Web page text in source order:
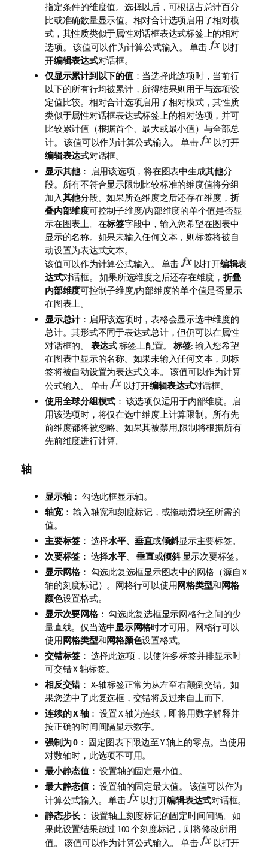
指定条件的维度值。选择以后，可根据占总计百分
比或准确数量显示值。 相对合计选项启用了相对模
式，其性质类似于属性对话框表达式标签上的相对
选项。 该值可以作为计算公式输入。 单击
以打
开编辑表达式对话框。
仅显示累计到以下的值：当选择此选项时，当前行
以下的所有行均被累计，所得结果则用于与选项设
定值比较。 相对合计选项启用了相对模式，其性质
类似于属性对话框表达式标签上的相对选项，并可
比较累计值（根据首个、最大或最小值）与全部总
计。 该值可以作为计算公式输入。 单击
以打开
编辑表达式对话框。
显示其他： 启用该选项，将在图表中生成其他分
段。所有不符合显示限制比较标准的维度值将分组
加入其他分段。如果所选维度之后还存在维度， 折
叠内部维度可控制子维度/内部维度的单个值是否显
示在图表上。在标签字段中，输入您希望在图表中
显示的名称。如果未输入任何文本，则标签将被自
动设置为表达式文本。
该值可以作为计算公式输入。 单击
以打开编辑表
达式对话框。 如果所选维度之后还存在维度， 折叠
内部维度可控制子维度/内部维度的单个值是否显示
在图表上。
显示总计：启用该选项时，表格会显示选中维度的
总计。其形式不同于表达式总计，但仍可以在属性
对话框的。 表达式标签上配置。 标签: 输入您希望
在图表中显示的名称。如果未输入任何文本，则标
签将被自动设置为表达式文本。 该值可以作为计算
公式输入。 单击
以打开编辑表达式对话框。
使用全球分组模式 ： 该选项仅适用于内部维度。启
用该选项时，将仅在选中维度上计算限制。所有先
前维度都将被忽略。如果其被禁用,限制将根据所有
先前维度进行计算。
轴
显示轴： 勾选此框显示轴。
轴宽： 输入轴宽和刻度标记，或拖动滑块至所需的
值。
主要标签 ： 选择水平、垂直或倾斜显示主要标签。
次要标签 ： 选择水平、 垂直或倾斜显示次要标签。
显示网格： 勾选此复选框显示图表中的网格（源自 X
轴的刻度标记）。网格行可以使用网格类型和网格
颜色设置格式。
显示次要网格： 勾选此复选框显示网格行之间的少
量直线。仅当选中显示网格时才可用。网格行可以
使用网格类型和网格颜色设置格式。
交错标签 ： 选择此选项，以使许多标签并排显示时
可交错 X 轴标签。
相反交错： X-轴标签正常为从左至右颠倒交错。如
果您选中了此复选框，交错将反过来自上而下。
连续的 X 轴： 设置 X 轴为连续，即将用数字解释并
按正确的时间间隔显示数字。
强制为 0： 固定图表下限边至 Y 轴上的零点。当使用
对数轴时，此选项不可用。
最小静态值： 设置轴的固定最小值。
最大静态值： 设置轴的固定最大值。 该值可以作为
计算公式输入。 单击
以打开编辑表达式对话框。
静态步长 ： 设置轴上刻度标记的固定时间间隔。如
果此设置结果超过 100 个刻度标记，则将修改所用
值。 该值可以作为计算公式输入。 单击
以打开